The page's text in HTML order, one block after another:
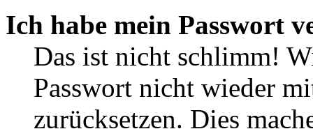
Ich habe mein Passwort
Das ist nicht schlimm!
Passwort nicht wieder
zurücksetzen. Dies